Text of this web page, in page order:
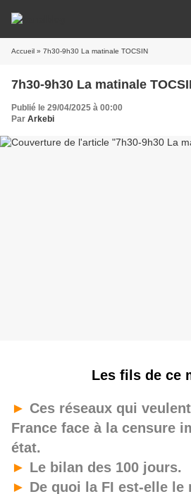
Accueil » 7h30-9h30 La matinale TOCSIN
7h30-9h30 La matinale
Publié le 29/04/2025 à 00:00
Par Arkebi
Les fils de ce
► Ces réseaux qui
France face à la censure
état.
► Le bilan des 100 jours.
► De quoi la FI est-elle le